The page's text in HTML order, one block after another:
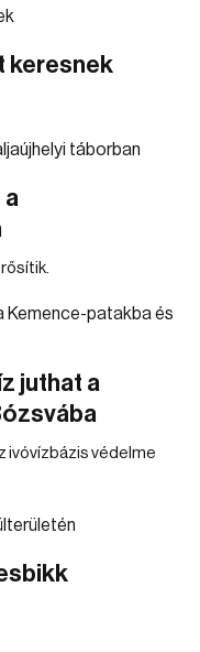
keresnek
juthat a
ivóvízbázis védelme